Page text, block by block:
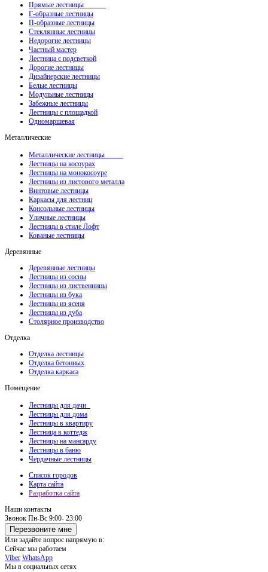
Прямые лестницы
Г-образные лестницы
П-образные лестницы
Стеклянные лестницы
Недорогие лестницы
Частный мастер
Лестница с подсветкой
Дорогие лестницы
Дизайнерские лестницы
Белые лестницы
Модульные лестницы
Забежные лестницы
Лестницы с площадкой
Одномаршевая
Металлические
Металлические лестницы
Лестницы на косоурах
Лестницы на монокосоуре
Лестницы из листового металла
Винтовые лестницы
Каркасы для лестниц
Консольные лестницы
Уличные лестницы
Лестницы в стиле Лофт
Кованые лестницы
Деревянные
Деревянные лестницы
Лестницы из сосны
Лестницы из лиственницы
Лестницы из бука
Лестницы из ясеня
Лестницы из дуба
Столярное производство
Отделка
Отделка лестницы
Отделка бетонных
Отделка каркаса
Помещение
Лестницы для дачи
Лестницы для дома
Лестницы в квартиру
Лестница в коттедж
Лестницы на мансарду
Лестницы в баню
Чердачные лестницы
Список городов
Карта сайта
Разработка сайта
Наши контакты
Звонок Пн-Вс 9:00- 23:00
Перезвоните мне
Или задайте вопрос напрямую в:
Сейчас мы работаем
Viber WhatsApp
Мы в социальных сетях